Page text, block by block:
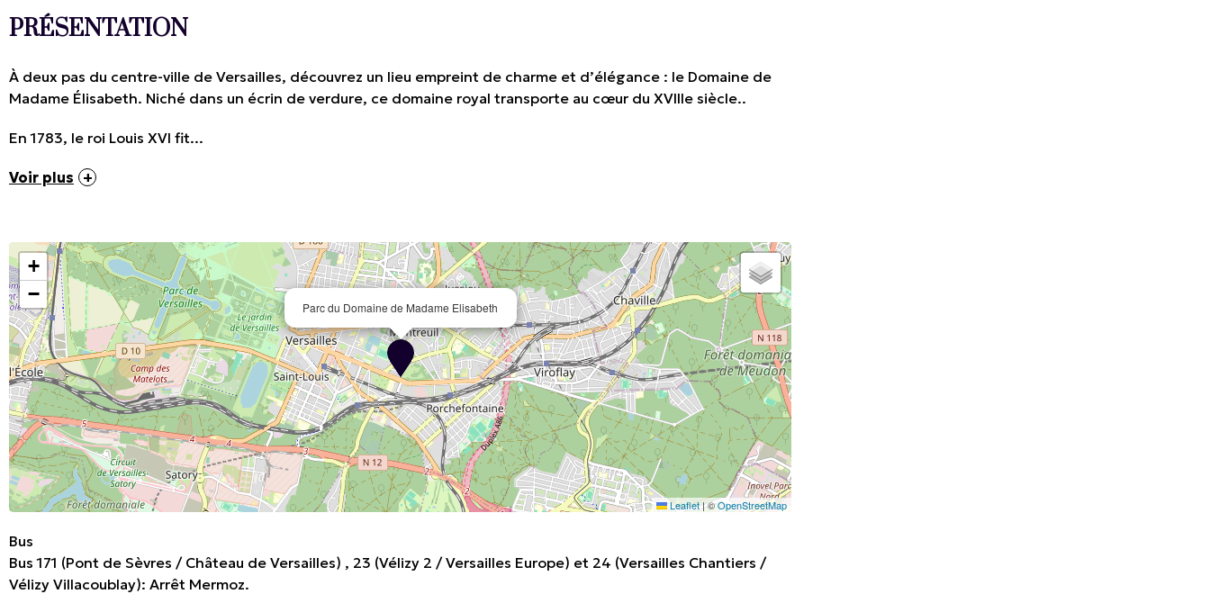
PRÉSENTATION
À deux pas du centre-ville de Versailles, découvrez un lieu empreint de charme et d’élégance : le Domaine de
Madame Élisabeth. Niché dans un écrin de verdure, ce domaine royal transporte au cœur du XVIIIe siècle..
En 1783, le roi Louis XVI fit...
Voir plus
Parc du Domaine de Madame Elisabeth
+
−
Leaflet|©OpenStreetMap
Bus
Bus 171 (Pont de Sèvres / Château de Versailles) , 23 (Vélizy 2 / Versailles Europe) et 24 (Versailles Chantiers /
Vélizy Villacoublay): Arrêt Mermoz.